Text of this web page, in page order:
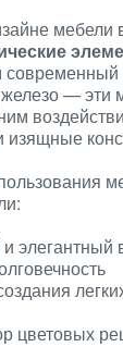
современный
— эти
изящные
элегантный
цветовых